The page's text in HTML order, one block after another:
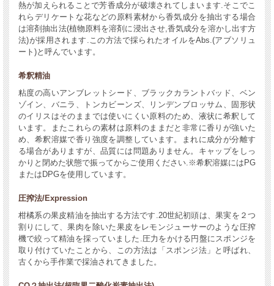
熱が加えられることで芳香成分が破壊されてしまいます.そこでこ
れらデリケートな花などの原料素材から香気成分を抽出する場合
は溶剤抽出法(植物原料を溶剤に浸出させ,香気成分を溶かし出す方
法)が採用されます.この方法で採られたオイルをAbs.(アブソリュ
ート)と呼んでいます。
希釈精油
粘度の高いアンブレットシード、ブラックカラントバッド、ベン
ゾイン、バニラ、トンカビーンズ、リンデンブロッサム、固形状
のイリスはそのままでは使いにくい原料のため、液状に希釈して
います。またこれらの素材は原料のままだと非常に香りが強いた
め、希釈溶媒で香り強度を調整しています。まれに成分が分離す
る場合がありますが、品質には問題ありません。キャップをしっ
かりと閉めた状態で振ってからご使用ください.※希釈溶媒にはPG
またはDPGを使用しています。
圧搾法/Expression
柑橘系の果皮精油を抽出する方法です.20世紀初頭は、果実を２つ
割りにして、果肉を除いた果皮をレモンジューサーのような圧搾
機で絞って精油を採っていました.圧力をかける円盤にスポンジを
取り付けていたことから、この方法は「スポンジ法」と呼ばれ、
古くから手作業で採油されてきました。